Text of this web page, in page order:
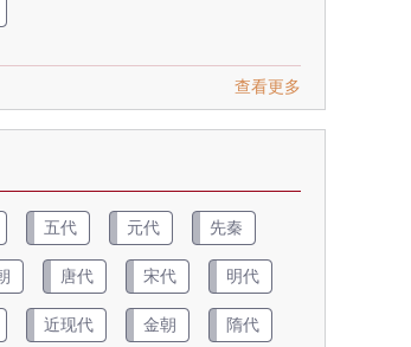
查看更多
五代 元代 先秦
唐代 宋代 明代
近现代 金朝 隋代